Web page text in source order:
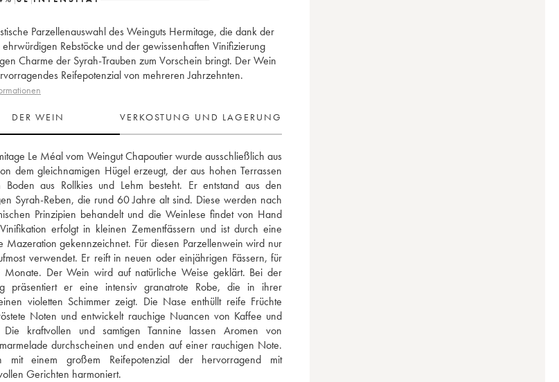
Parzellenauswahl des Weinguts Hermitage, die dank der
Rebstöcke und der gewissenhaften Vinifizierung
Charme der Syrah-Trauben zum Vorschein bringt. Der Wein
Reifepotenzial von mehreren Jahrzehnten.
DER WEIN VERKOSTUNG UND LAGERUNG
Le Méal vom Weingut Chapoutier wurde ausschließlich aus
dem gleichnamigen Hügel erzeugt, der aus hohen Terrassen
Boden aus Rollkies und Lehm besteht. Er entstand aus den
Syrah-Reben, die rund 60 Jahre alt sind. Diese werden nach
Prinzipien behandelt und die Weinlese findet von Hand
erfolgt in kleinen Zementfässern und ist durch eine
Mazeration gekennzeichnet. Für diesen Parzellenwein wird nur
verwendet. Er reift in neuen oder einjährigen Fässern, für
Monate. Der Wein wird auf natürliche Weise geklärt. Bei der
präsentiert er eine intensiv granatrote Robe, die in ihrer
violetten Schimmer zeigt. Die Nase enthüllt reife Früchte
Noten und entwickelt rauchige Nuancen von Kaffee und
Die kraftvollen und samtigen Tannine lassen Aromen von
durchscheinen und enden auf einer rauchigen Note.
mit einem großem Reifepotenzial der hervorragend mit
Gerichten harmoniert.